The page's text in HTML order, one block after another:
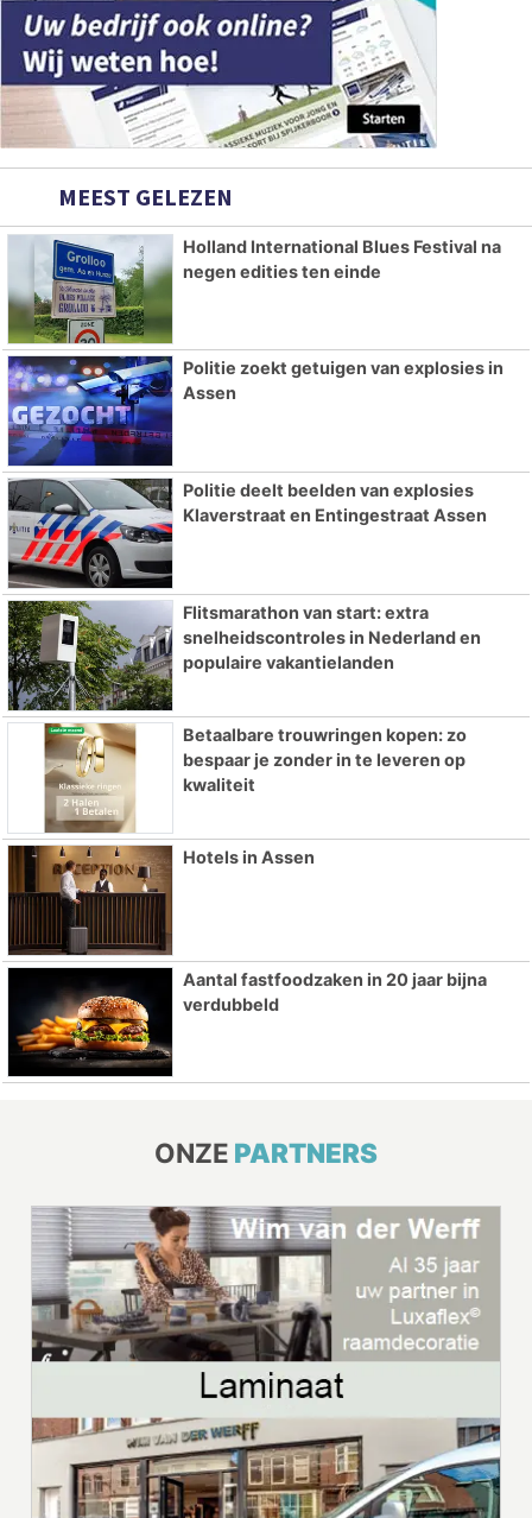
MEEST GELEZEN
Holland International Blues Festival na
negen edities ten einde
Politie zoekt getuigen van explosies in
Assen
Politie deelt beelden van explosies
Klaverstraat en Entingestraat Assen
Flitsmarathon van start: extra
snelheidscontroles in Nederland en
populaire vakantielanden
Betaalbare trouwringen kopen: zo
bespaar je zonder in te leveren op
kwaliteit
Hotels in Assen
Aantal fastfoodzaken in 20 jaar bijna
verdubbeld
ONZE PARTNERS